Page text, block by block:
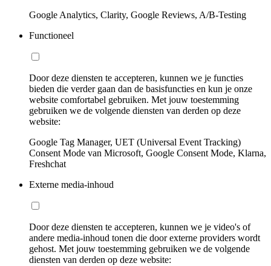
Google Analytics, Clarity, Google Reviews, A/B-Testing
Functioneel
Door deze diensten te accepteren, kunnen we je functies
bieden die verder gaan dan de basisfuncties en kun je onze
website comfortabel gebruiken. Met jouw toestemming
gebruiken we de volgende diensten van derden op deze
website:
Google Tag Manager, UET (Universal Event Tracking)
Consent Mode van Microsoft, Google Consent Mode, Klarna,
Freshchat
Externe media-inhoud
Door deze diensten te accepteren, kunnen we je video's of
andere media-inhoud tonen die door externe providers wordt
gehost. Met jouw toestemming gebruiken we de volgende
diensten van derden op deze website: